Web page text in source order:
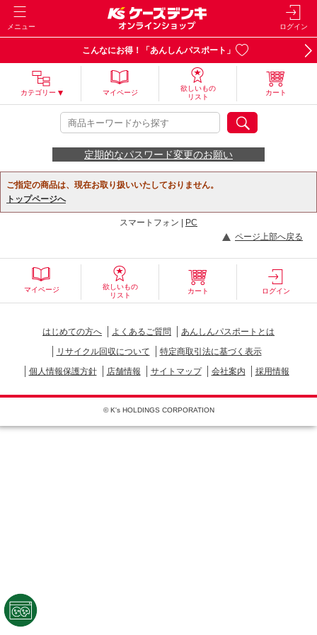
メニュー ログイン
こんなにお得！「あんしんパスポート」
カテゴリー マイページ
欲しいもの
リスト
カート
定期的なパスワード変更のお願い
ご指定の商品は、現在お取り扱いいたしておりません。
トップページへ
スマートフォン |
PC
ページ上部へ戻る
マイページ
欲しいもの
リスト
カート ログイン
はじめての方へ よくあるご質問
あんしんパスポートとは
リサイクル回収について
特定商取引法に基づく表示
個人情報保護方針
店舗情報 サイトマップ 会社案内 採用情報
© K's HOLDINGS CORPORATION